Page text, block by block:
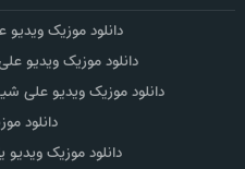
دانلود موزیک
دانلود موزیک ویدیو
دانلود موزیک ویدیو علی
دانلود
دانلود موزیک